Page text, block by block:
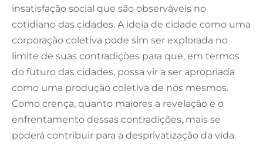
insatisfação social que são observáveis no
cotidiano das cidades. A ideia de cidade como uma
corporação coletiva pode sim ser explorada no
limite de suas contradições para que, em termos
do futuro das cidades, possa vir a ser apropriada
como uma produção coletiva de nós mesmos.
Como crença, quanto maiores a revelação e o
enfrentamento dessas contradições, mais se
poderá contribuir para a desprivatização da vida.